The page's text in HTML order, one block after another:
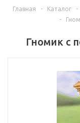
Главная - Каталог -
-
Гномик с